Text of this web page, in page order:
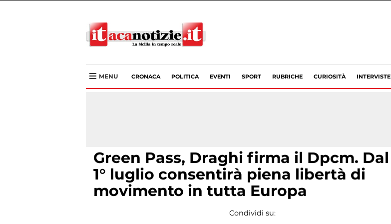
MENU CRONACA POLITICA EVENTI SPORT RUBRICHE CURIOSITÀ INTERVISTE
Green Pass, Draghi firma il Dpcm. Dal
1° luglio consentirà piena libertà di
movimento in tutta Europa
Condividi su: